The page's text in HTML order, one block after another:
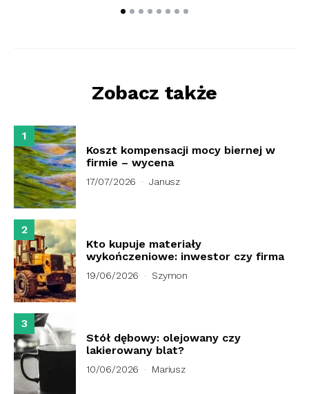
Zobacz także
1
Koszt kompensacji mocy biernej w
firmie – wycena
17/07/2026 Janusz
2
Kto kupuje materiały
wykończeniowe: inwestor czy firma
19/06/2026 Szymon
3
Stół dębowy: olejowany czy
lakierowany blat?
10/06/2026 Mariusz